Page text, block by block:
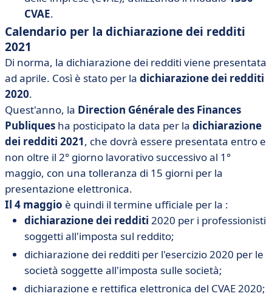
CVAE.
Calendario per la dichiarazione dei redditi
2021
Di norma, la dichiarazione dei redditi viene presentata
ad aprile. Così è stato per la dichiarazione dei redditi
2020.
Quest'anno, la Direction Générale des Finances
Publiques ha posticipato la data per la dichiarazione
dei redditi 2021, che dovrà essere presentata entro e
non oltre il 2° giorno lavorativo successivo al 1°
maggio, con una tolleranza di 15 giorni per la
presentazione elettronica.
Il 4 maggio è quindi il termine ufficiale per la :
dichiarazione dei redditi 2020 per i professionisti
soggetti all'imposta sul reddito;
dichiarazione dei redditi per l'esercizio 2020 per le
società soggette all'imposta sulle società;
dichiarazione e rettifica elettronica del CVAE 2020;